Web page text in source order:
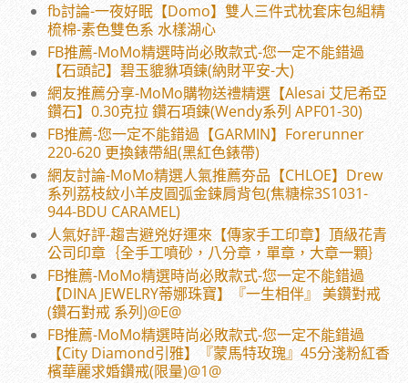
fb討論-一夜好眠【Domo】雙人三件式枕套床包組精
梳棉-素色雙色系 水樣湖心
FB推薦-MoMo精選時尚必敗款式-您一定不能錯過
【石頭記】碧玉貔貅項鍊(納財平安-大)
網友推薦分享-MoMo購物送禮精選【Alesai 艾尼希亞
鑽石】0.30克拉 鑽石項鍊(Wendy系列 APF01-30)
FB推薦-您一定不能錯過【GARMIN】Forerunner
220-620 更換錶帶組(黑紅色錶帶)
網友討論-MoMo精選人氣推薦夯品【CHLOE】Drew
系列荔枝紋小羊皮圓弧金鍊肩背包(焦糖棕3S1031-
944-BDU CARAMEL)
人氣好評-趨吉避兇好運來【傳家手工印章】頂級花青
公司印章｛全手工噴砂，八分章，單章，大章一顆｝
FB推薦-MoMo精選時尚必敗款式-您一定不能錯過
【DINA JEWELRY蒂娜珠寶】『一生相伴』 美鑽對戒
(鑽石對戒 系列)@E@
FB推薦-MoMo精選時尚必敗款式-您一定不能錯過
【City Diamond引雅】『蒙馬特玫瑰』45分淺粉紅香
檳華麗求婚鑽戒(限量)@1@